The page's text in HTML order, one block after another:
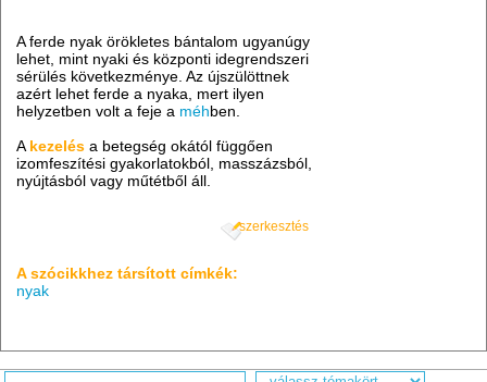
A ferde nyak örökletes bántalom ugyanúgy
lehet, mint nyaki és központi idegrendszeri
sérülés következménye. Az újszülöttnek
azért lehet ferde a nyaka, mert ilyen
helyzetben volt a feje a méhben.
A kezelés a betegség okától függően
izomfeszítési gyakorlatokból, masszázsból,
nyújtásból vagy műtétből áll.
szerkesztés
A szócikkhez társított címkék:
nyak